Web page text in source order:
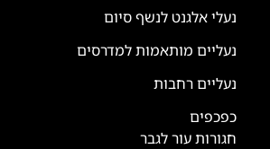
נעלי אלגנט לנשף סיום
נעליים מותאמות למדרסים
נעליים רחבות
כפכפים
חגורות עור לגבר